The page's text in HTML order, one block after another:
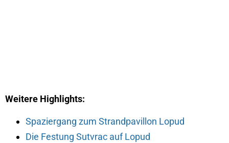
Weitere Highlights:
Spaziergang zum Strandpavillon Lopud
Die Festung Sutvrac auf Lopud